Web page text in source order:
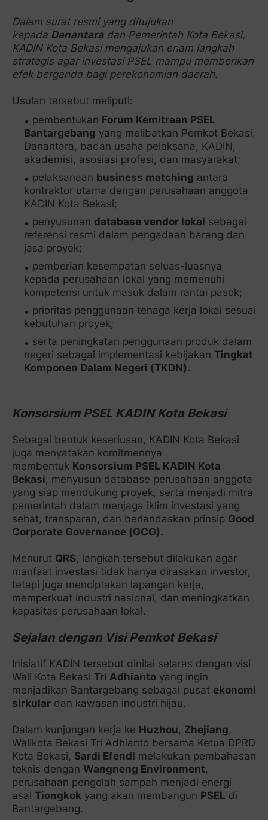
Dalam surat resmi yang ditujukan
kepada Danantaradan Pemerintah Kota Bekasi,
KADIN Kota Bekasi mengajukan enam langkah
strategis agar investasi PSEL mampu memberikan
efek berganda bagi perekonomian daerah.
Usulan tersebut meliputi:
pembentukan Forum Kemitraan PSEL
Bantargebang yang melibatkan Pemkot Bekasi,
Danantara, badan usaha pelaksana, KADIN,
akademisi, asosiasi profesi, dan masyarakat;
pelaksanaan business matching antara
kontraktor utama dengan perusahaan anggota
KADIN Kota Bekasi;
penyusunan database vendor lokal sebagai
referensi resmi dalam pengadaan barang dan
jasa proyek;
pemberian kesempatan seluas-luasnya
kepada perusahaan lokal yang memenuhi
kompetensi untuk masuk dalam rantai pasok;
prioritas penggunaan tenaga kerja lokal sesuai
kebutuhan proyek;
serta peningkatan penggunaan produk dalam
negeri sebagai implementasi kebijakan Tingkat
Komponen Dalam Negeri (TKDN).
Konsorsium PSEL KADIN Kota Bekasi
Sebagai bentuk keseriusan, KADIN Kota Bekasi
juga menyatakan komitmennya
membentuk Konsorsium PSEL KADIN Kota
Bekasi, menyusun database perusahaan anggota
yang siap mendukung proyek, serta menjadi mitra
pemerintah dalam menjaga iklim investasi yang
sehat, transparan, dan berlandaskan prinsip Good
Corporate Governance (GCG).
Menurut QRS, langkah tersebut dilakukan agar
manfaat investasi tidak hanya dirasakan investor,
tetapi juga menciptakan lapangan kerja,
memperkuat industri nasional, dan meningkatkan
kapasitas perusahaan lokal.
Sejalan dengan Visi Pemkot Bekasi
Inisiatif KADIN tersebut dinilai selaras dengan visi
Wali Kota Bekasi Tri Adhianto yang ingin
menjadikan Bantargebang sebagai pusat ekonomi
sirkular dan kawasan industri hijau.
Dalam kunjungan kerja ke Huzhou, Zhejiang,
Walikota Bekasi Tri Adhianto bersama Ketua DPRD
Kota Bekasi, Sardi Efendi melakukan pembahasan
teknis dengan Wangneng Environment,
perusahaan pengolah sampah menjadi energi
asal Tiongkok yang akan membangun PSEL di
Bantargebang.